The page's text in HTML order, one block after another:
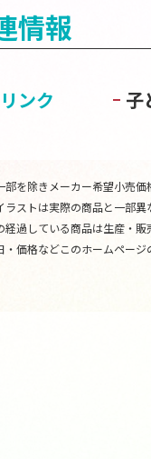
情報
ンク 子
を除きメーカー希望小売価
ストは実際の商品と一部異
過している商品は生産・販
価格などこのホームページ